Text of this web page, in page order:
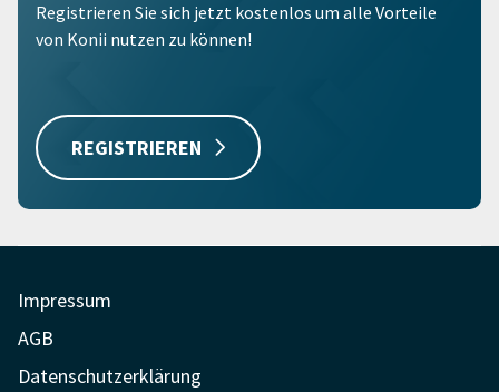
Registrieren Sie sich jetzt kostenlos um alle Vorteile
von Konii nutzen zu können!
REGISTRIEREN
Impressum
AGB
Datenschutzerklärung